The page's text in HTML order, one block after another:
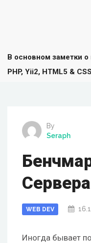
В основном заметки
PHP, Yii2, HTML5 &
By
Seraph
Сервера
WEB DEV
Иногда бывает